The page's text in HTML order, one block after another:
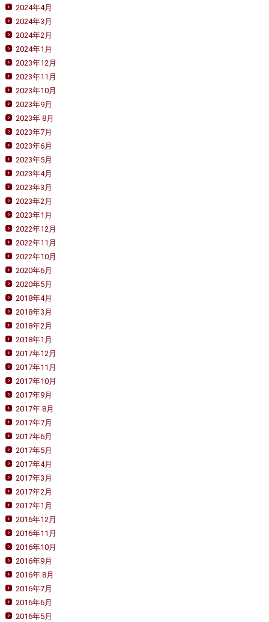
2024年4月
2024年3月
2024年2月
2024年1月
2023年12月
2023年11月
2023年10月
2023年9月
2023年 8月
2023年7月
2023年6月
2023年5月
2023年4月
2023年3月
2023年2月
2023年1月
2022年12月
2022年11月
2022年10月
2020年6月
2020年5月
2018年4月
2018年3月
2018年2月
2018年1月
2017年12月
2017年11月
2017年10月
2017年9月
2017年 8月
2017年7月
2017年6月
2017年5月
2017年4月
2017年3月
2017年2月
2017年1月
2016年12月
2016年11月
2016年10月
2016年9月
2016年 8月
2016年7月
2016年6月
2016年5月